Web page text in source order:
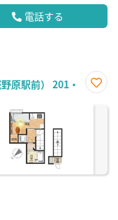
電話する
原駅前） 201・
に入